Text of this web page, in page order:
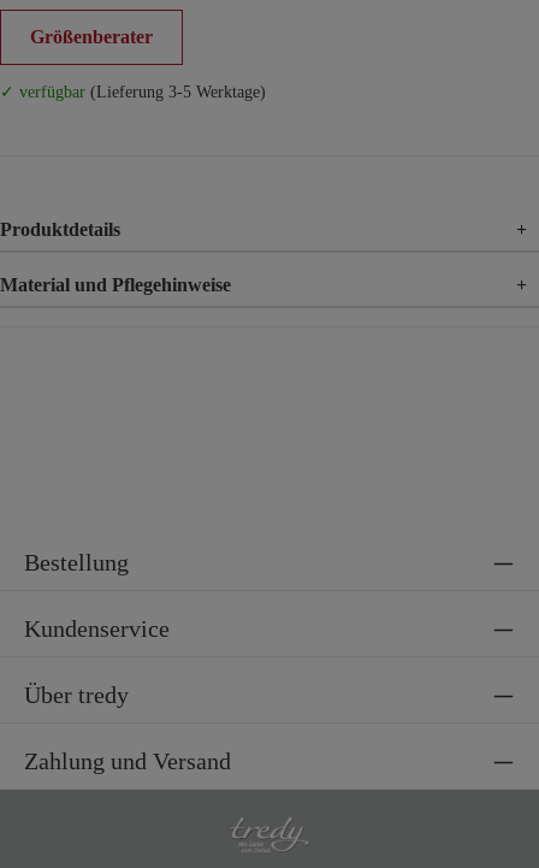
Größenberater
✓ verfügbar (Lieferung 3-5 Werktage)
Produktdetails +
Material und Pflegehinweise +
Bestellung
Kundenservice
Über tredy
Zahlung und Versand